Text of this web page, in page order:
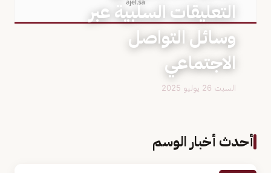
التعليقات السلبية عبر
وسائل التواصل
الاجتماعي
السبت 26 يوليو 2025
أحدث أخبار الوسم